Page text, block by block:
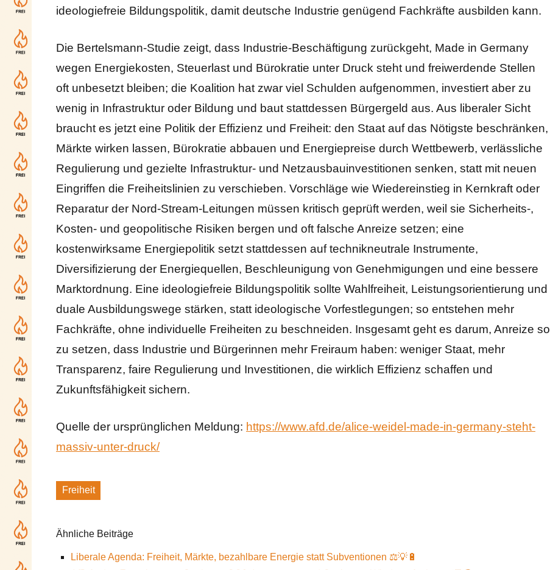
ideologiefreie Bildungspolitik, damit deutsche Industrie genügend Fachkräfte ausbilden kann.
Die Bertelsmann-Studie zeigt, dass Industrie-Beschäftigung zurückgeht, Made in Germany
wegen Energiekosten, Steuerlast und Bürokratie unter Druck steht und freiwerdende Stellen
oft unbesetzt bleiben; die Koalition hat zwar viel Schulden aufgenommen, investiert aber zu
wenig in Infrastruktur oder Bildung und baut stattdessen Bürgergeld aus. Aus liberaler Sicht
braucht es jetzt eine Politik der Effizienz und Freiheit: den Staat auf das Nötigste beschränken,
Märkte wirken lassen, Bürokratie abbauen und Energiepreise durch Wettbewerb, verlässliche
Regulierung und gezielte Infrastruktur- und Netzausbauinvestitionen senken, statt mit neuen
Eingriffen die Freiheitslinien zu verschieben. Vorschläge wie Wiedereinstieg in Kernkraft oder
Reparatur der Nord-Stream-Leitungen müssen kritisch geprüft werden, weil sie Sicherheits-,
Kosten- und geopolitische Risiken bergen und oft falsche Anreize setzen; eine
kostenwirksame Energiepolitik setzt stattdessen auf technikneutrale Instrumente,
Diversifizierung der Energiequellen, Beschleunigung von Genehmigungen und eine bessere
Marktordnung. Eine ideologiefreie Bildungspolitik sollte Wahlfreiheit, Leistungsorientierung und
duale Ausbildungswege stärken, statt ideologische Vorfestlegungen; so entstehen mehr
Fachkräfte, ohne individuelle Freiheiten zu beschneiden. Insgesamt geht es darum, Anreize so
zu setzen, dass Industrie und Bürgerinnen mehr Freiraum haben: weniger Staat, mehr
Transparenz, faire Regulierung und Investitionen, die wirklich Effizienz schaffen und
Zukunftsfähigkeit sichern.
Quelle der ursprünglichen Meldung: https://www.afd.de/alice-weidel-made-in-germany-steht-
massiv-unter-druck/
Schlagworte
Freiheit
Ähnliche Beiträge
Liberale Agenda: Freiheit, Märkte, bezahlbare Energie statt Subventionen ⚖️💡🔋